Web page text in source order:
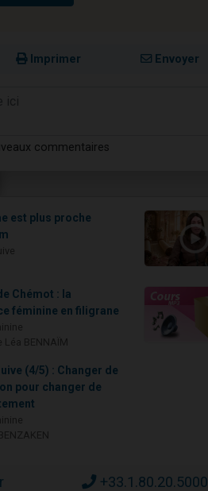
Imprimer Envoyer
commentaires
est plus proche
Chémot : la
féminine en filigrane
(4/5) : Changer de
pour changer de
+33.1.80.20.5000